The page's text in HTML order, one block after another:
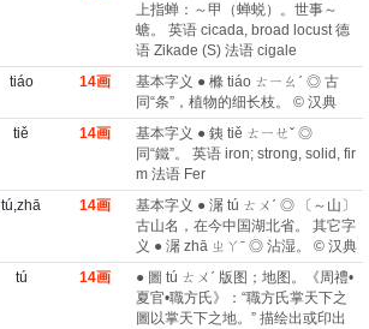
上指蝉：～甲（蝉蜕）。世事～
螗。 英语 cicada, broad locust 德
语 Zikade (S) 法语 cigale
tiáo 14画
基本字义 ● 樤 tiáo ㄊㄧㄠˊ ◎ 古
同“条”，植物的细长枝。 © 汉典
tiě 14画
基本字义 ● 銕 tiě ㄊㄧㄝˇ ◎
同“鐵”。 英语 iron; strong, solid, fir
m 法语 Fer
tú,zhā 14画
基本字义 ● 潳 tú ㄊㄨˊ ◎ 〔～山〕
古山名，在今中国湖北省。 其它字
义 ● 潳 zhā ㄓㄚˉ ◎ 沾湿。 © 汉典
tú 14画
● 圖 tú ㄊㄨˊ 版图；地图。《周禮•
夏官•職方氏》：“職方氏掌天下之
圖以掌天下之地。” 描绘出或印出